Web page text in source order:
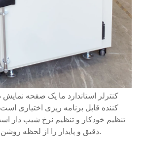
کنترلر استاندارد ما یک صفحه
کننده قابل برنامه ریزی اختیاری
تنظیم خودکار و تنظیم نرخ شیب دار
دقیق و پایدار را از لحظه روشن شدن فراهم می کند.